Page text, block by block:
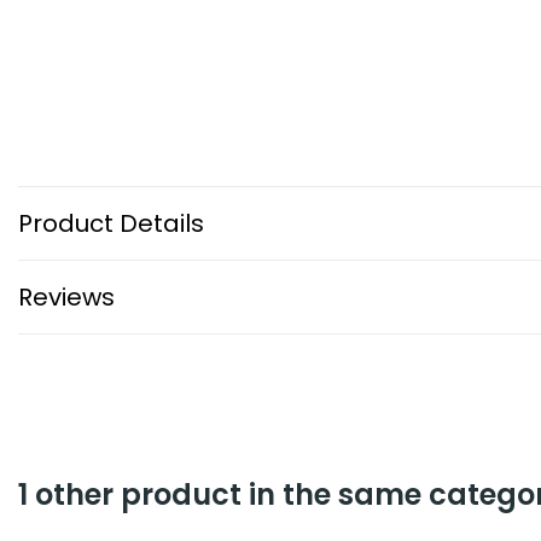
Product Details
Reviews
1 other product in the same